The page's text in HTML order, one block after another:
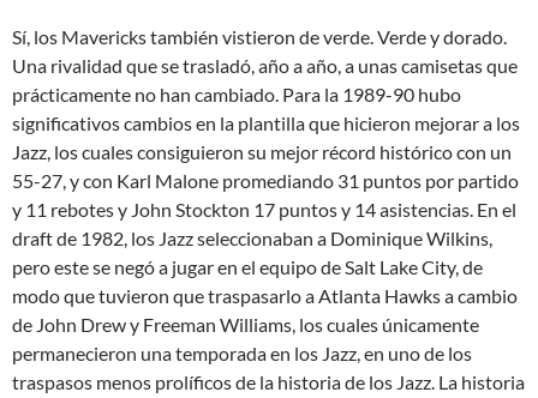
Sí, los Mavericks también vistieron de verde. Verde y dorado.
Una rivalidad que se trasladó, año a año, a unas camisetas que
prácticamente no han cambiado. Para la 1989-90 hubo
significativos cambios en la plantilla que hicieron mejorar a los
Jazz, los cuales consiguieron su mejor récord histórico con un
55-27, y con Karl Malone promediando 31 puntos por partido
y 11 rebotes y John Stockton 17 puntos y 14 asistencias. En el
draft de 1982, los Jazz seleccionaban a Dominique Wilkins,
pero este se negó a jugar en el equipo de Salt Lake City, de
modo que tuvieron que traspasarlo a Atlanta Hawks a cambio
de John Drew y Freeman Williams, los cuales únicamente
permanecieron una temporada en los Jazz, en uno de los
traspasos menos prolíficos de la historia de los Jazz. La historia